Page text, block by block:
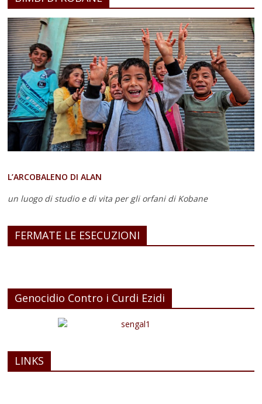
L’ARCOBALENO DI ALAN
un luogo di studio e di vita per gli orfani di Kobane
FERMATE LE ESECUZIONI
Genocidio Contro i Curdi Ezidi
LINKS